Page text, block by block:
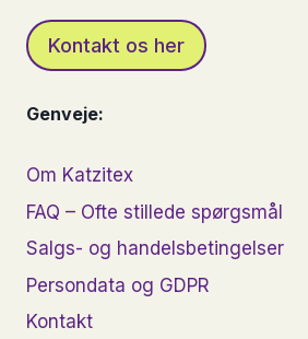
Kontakt os her
Genveje:
Om Katzitex
FAQ – Ofte stillede spørgsmål
Salgs- og handelsbetingelser
Persondata og GDPR
Kontakt